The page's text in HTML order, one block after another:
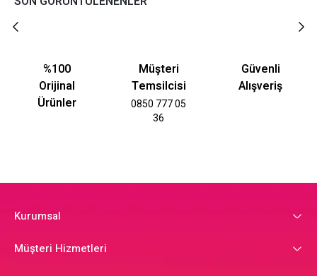
%100
Orijinal
Ürünler
Müşteri
Temsilcisi
0850 777 05
36
Güvenli
Alışveriş
Kurumsal
Müşteri Hizmetleri